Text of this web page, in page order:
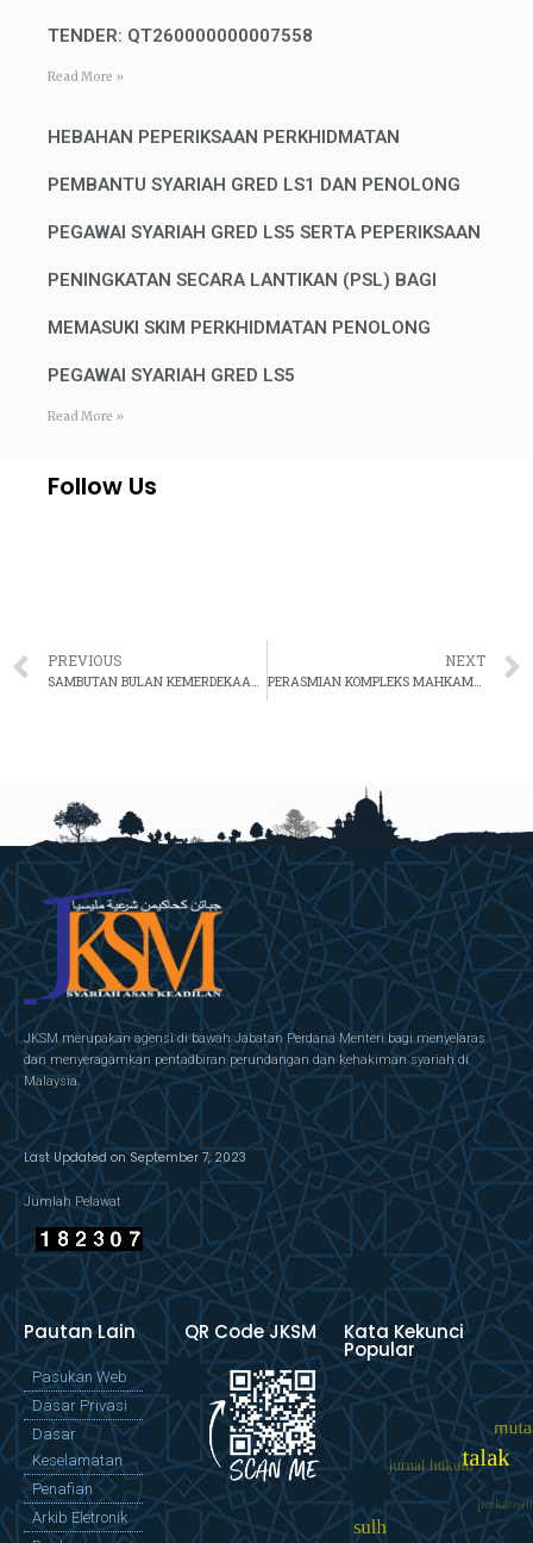
TENDER: QT260000000007558
Read More »
HEBAHAN PEPERIKSAAN PERKHIDMATAN
PEMBANTU SYARIAH GRED LS1 DAN PENOLONG
PEGAWAI SYARIAH GRED LS5 SERTA PEPERIKSAAN
PENINGKATAN SECARA LANTIKAN (PSL) BAGI
MEMASUKI SKIM PERKHIDMATAN PENOLONG
PEGAWAI SYARIAH GRED LS5
Read More »
Follow Us
PREVIOUS NEXT
PERASMIAN KOMPLEKS MAHKAMAH SYARIAH NEGERI SABAH
JKSM merupakan agensi di bawah Jabatan Perdana Menteri bagi menyelaras
dan menyeragamkan pentadbiran perundangan dan kehakiman syariah di
Malaysia.
Last Updated on September 7, 2023
Jumlah Pelawat
Pautan Lain
Pasukan Web
Dasar Privasi
Dasar
Keselamatan
Penafian
Arkib Eletronik
QR Code JKSM Kata Kekunci
Popular